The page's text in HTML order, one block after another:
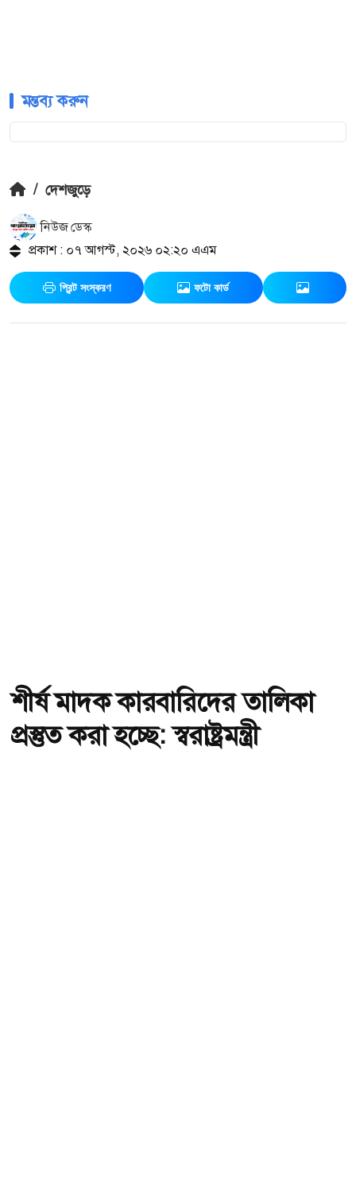
মন্তব্য করুন
/ দেশজুড়ে
নিউজ ডেস্ক
প্রকাশ : ০৭ আগস্ট, ২০২৬ ০২:২০ এএম
প্রিন্ট সংস্করণ ফটো কার্ড
শীর্ষ মাদক কারবারিদের তালিকা
প্রস্তুত করা হচ্ছে: স্বরাষ্ট্রমন্ত্রী